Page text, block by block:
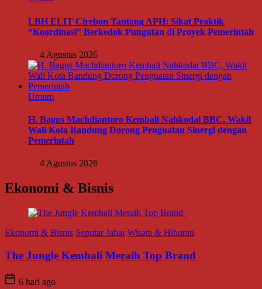
LBH ELIT Cirebon Tantang APH: Sikat Praktik
“Koordinasi” Berkedok Pungutan di Proyek Pemerintah
4 Agustus 2026
Umum
H. Bagus Machdiantoro Kembali Nahkodai BBC, Wakil
Wali Kota Bandung Dorong Penguatan Sinergi dengan
Pemerintah
4 Agustus 2026
Ekonomi & Bisnis
Ekonomi & Bisnis Seputar Jabar Wisata & Hiburan
The Jungle Kembali Meraih Top Brand
6 hari ago